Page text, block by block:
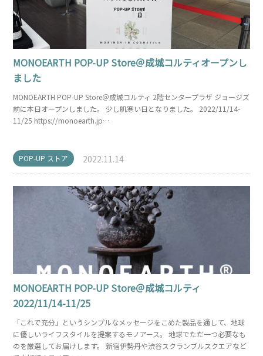
MONOEARTH POP-UP Store＠成城コルティオープンし
ました
MONOEARTH POP-UP Store＠成城コルティ 2階センタープラザ ジョージズ
前に本日オープンしました。 少し肌寒い日となりました。 2022/11/14-
11/25 https://monoearth.jp…
POP-UP ストア 2022.11.14
MONOEARTH POP-UP Store＠成城コルティ
2022/11/14-11/25
「これで充分」というシンプルなメッセージをこめた製品を通して、地球
に優しいライフスタイルを提案するモノアース。 地球でただ一つ必要なも
のを厳選してお届けします。 新宿伊勢丹や渋谷スクランブルスクエアなど